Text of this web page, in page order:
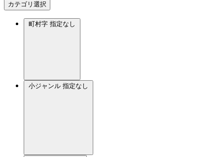
カテゴリ選択
町村字 指定なし
小ジャンル 指定なし